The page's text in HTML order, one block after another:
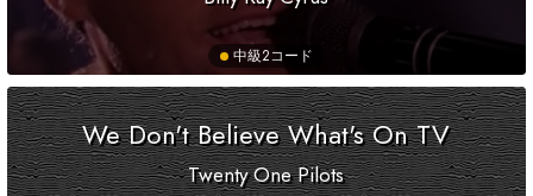
中級2コード
We Don't Believe What's On TV
Twenty One Pilots